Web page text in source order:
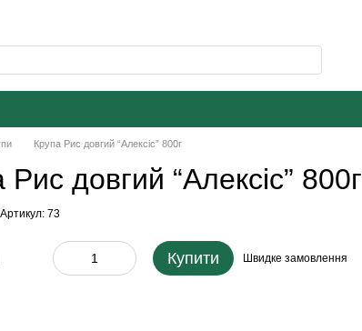
Крупа Рис довгий “Алексіс” 800г
Рис довгий “Алексіс” 800г
Артикул: 73
Купити Швидке замовлення